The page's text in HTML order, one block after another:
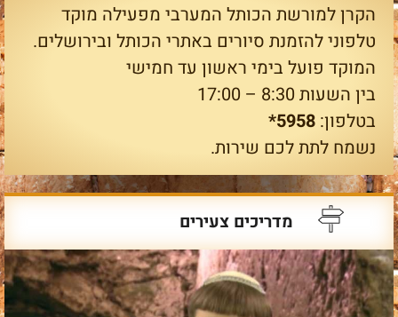
הקרן למורשת הכותל המערבי מפעילה מוקד
טלפוני להזמנת סיורים באתרי הכותל ובירושלים.
המוקד פועל בימי ראשון עד חמישי
בין השעות 8:30 – 17:00
בטלפון: 5958*
נשמח לתת לכם שירות.
מדריכים צעירים